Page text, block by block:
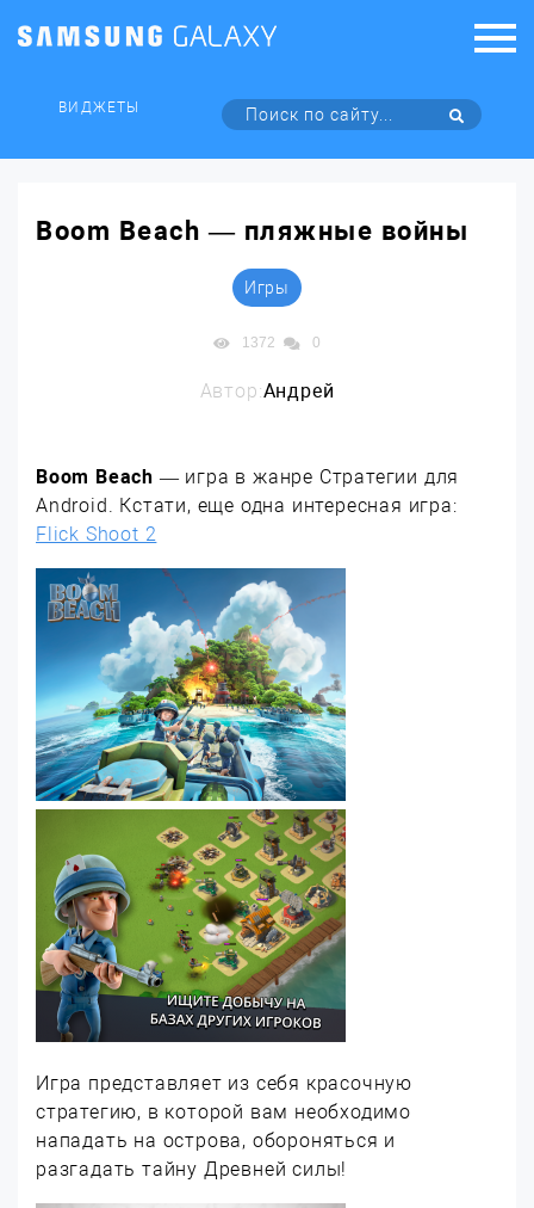
ВИДЖЕТЫ
Boom Beach — пляжные войны
Игры
1372 0
Автор:Андрей
Boom Beach — игра в жанре Стратегии для
Android. Кстати, еще одна интересная игра:
Flick Shoot 2
Игра представляет из себя красочную
стратегию, в которой вам необходимо
нападать на острова, обороняться и
разгадать тайну Древней силы!